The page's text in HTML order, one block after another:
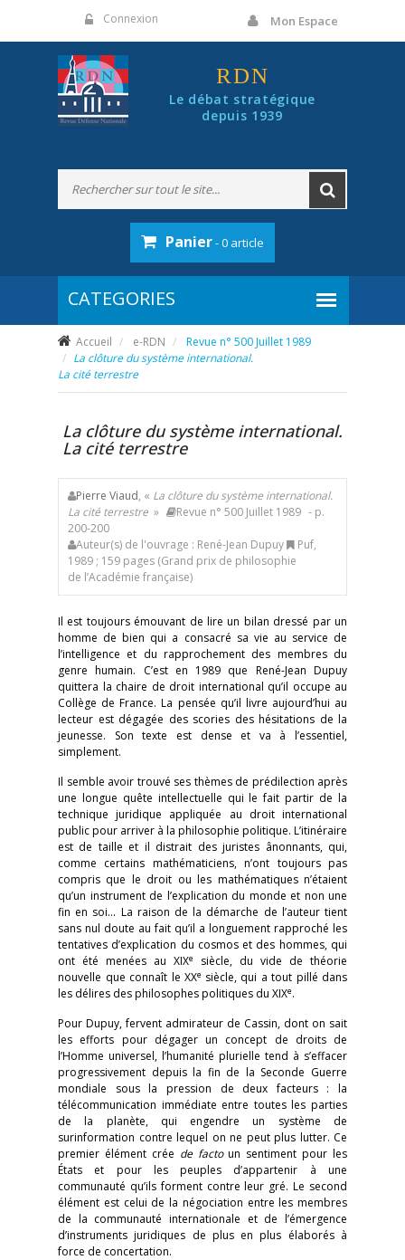
Connexion Mon Espace
RDN
Le débat stratégique
depuis 1939
Panier- 0 article
Accueil e-RDN
Revue n° 500 Juillet 1989
La clôture du système international.
La cité terrestre
La clôture du système international.
La cité terrestre
Pierre Viaud, « La clôture du système international.
La cité terrestre » Revue n° 500 Juillet 1989 - p.
200-200
Auteur(s) de l'ouvrage : René-Jean Dupuy
Puf,
1989 ; 159 pages (Grand prix de philosophie
de l’Académie française)
Il est toujours émouvant de lire un bilan dressé par un
homme de bien qui a consacré sa vie au service de
l’intelligence et du rapprochement des membres du
genre humain. C’est en 1989 que René-Jean Dupuy
quittera la chaire de droit international qu’il occupe au
Collège de France. La pensée qu’il livre aujourd’hui au
lecteur est dégagée des scories des hésitations de la
jeunesse. Son texte est dense et va à l’essentiel,
simplement.
Il semble avoir trouvé ses thèmes de prédilection après
une longue quête intellectuelle qui le fait partir de la
technique juridique appliquée au droit international
public pour arriver à la philosophie politique. L’itinéraire
est de taille et il distrait des juristes ânonnants, qui,
comme certains mathématiciens, n’ont toujours pas
compris que le droit ou les mathématiques n’étaient
qu’un instrument de l’explication du monde et non une
fin en soi… La raison de la démarche de l’auteur tient
sans nul doute au fait qu’il a longuement rapproché les
tentatives d’explication du cosmos et des hommes, qui
ont été menées au XIXe
siècle, du vide de théorie
nouvelle que connaît le XXe siècle, qui a tout pillé dans
les délires des philosophes politiques du XIXe.
Pour Dupuy, fervent admirateur de Cassin, dont on sait
les efforts pour dégager un concept de droits de
l’Homme universel, l’humanité plurielle tend à s’effacer
progressivement depuis la fin de la Seconde Guerre
mondiale sous la pression de deux facteurs : la
télécommunication immédiate entre toutes les parties
de la planète, qui engendre un système de
surinformation contre lequel on ne peut plus lutter. Ce
premier élément crée de factoun sentiment pour les
États et pour les peuples d’appartenir à une
communauté qu’ils forment contre leur gré. Le second
élément est celui de la négociation entre les membres
de la communauté internationale et de l’émergence
d’instruments juridiques de plus en plus élaborés à
force de concertation.